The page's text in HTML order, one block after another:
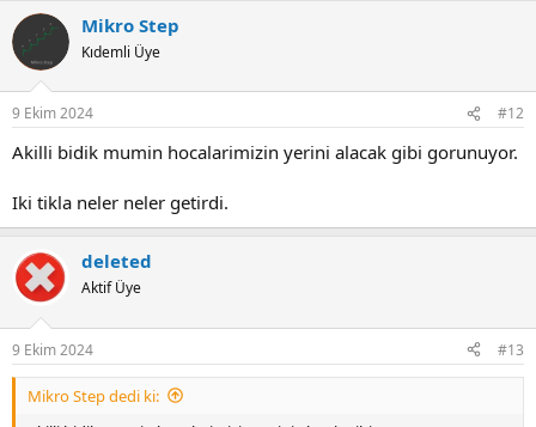
c
t
i
s
Mikro Step
Kıdemli Üye
9 Ekim 2024 #12
Akilli bidik mumin hocalarimizin yerini alacak gibi gorunuyor.
Iki tikla neler neler getirdi.
deleted
Aktif Üye
9 Ekim 2024 #13
Mikro Step dedi ki: